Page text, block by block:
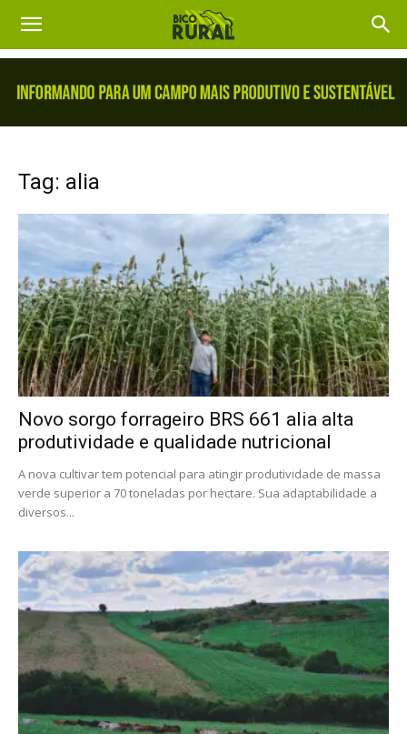
Tag: alia
Novo sorgo forrageiro BRS 661 alia alta
produtividade e qualidade nutricional
A nova cultivar tem potencial para atingir produtividade de massa
verde superior a 70 toneladas por hectare. Sua adaptabilidade a
diversos...